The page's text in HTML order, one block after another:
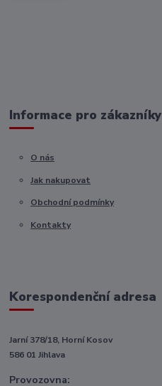
Informace pro zákazníky
O nás
Jak nakupovat
Obchodní podmínky
Kontakty
Korespondenční adresa
Jarní 378/18, Horní Kosov
586 01 Jihlava
Provozovna: